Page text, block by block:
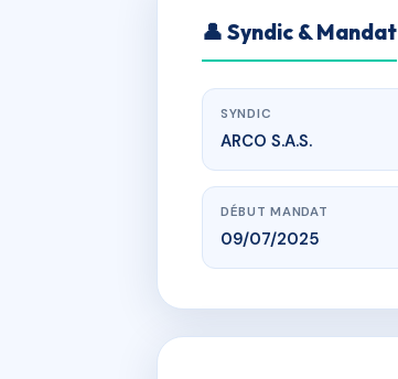
👤 Syndic & Mandat
SYNDIC
ARCO S.A.S.
DÉBUT MANDAT
09/07/2025